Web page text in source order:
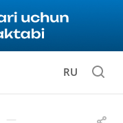
RU
—